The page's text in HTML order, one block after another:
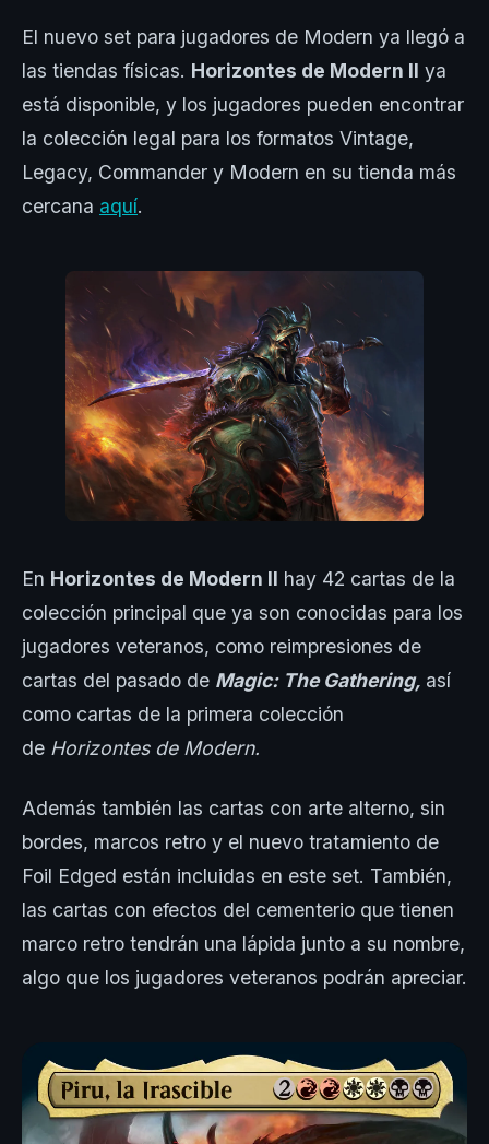
El nuevo set para jugadores de Modern ya llegó a
las tiendas físicas. Horizontes de Modern II ya
está disponible, y los jugadores pueden encontrar
la colección legal para los formatos Vintage,
Legacy, Commander y Modern en su tienda más
cercana aquí.
En Horizontes de Modern II hay 42 cartas de la
colección principal que ya son conocidas para los
jugadores veteranos, como reimpresiones de
cartas del pasado de Magic: The Gathering, así
como cartas de la primera colección
de Horizontes de Modern.
Además también las cartas con arte alterno, sin
bordes, marcos retro y el nuevo tratamiento de
Foil Edged están incluidas en este set. También,
las cartas con efectos del cementerio que tienen
marco retro tendrán una lápida junto a su nombre,
algo que los jugadores veteranos podrán apreciar.